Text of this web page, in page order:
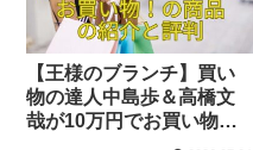
【王様のブランチ】買い
物の達人中島歩＆高橋文
哉が10万円でお買い物！
の商品の紹介と評判